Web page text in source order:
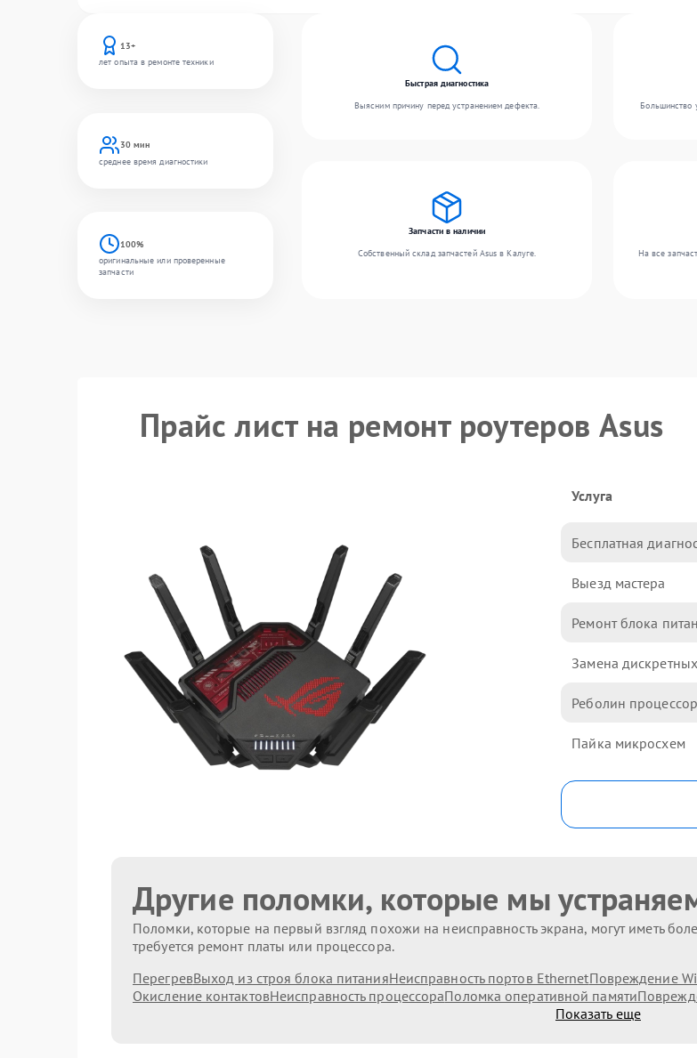
13+
лет опыта в ремонте техники
30 мин
среднее время диагностики
100%
оригинальные или проверенные
запчасти
Быстрая диагностика
Выясним причину перед устранением дефекта.
Большинство
Запчасти в наличии
Собственный склад запчастей Asus в Калуге.
На все
Прайс лист на ремонт роутеров Asus
Услуга
Бесплатная
Выезд мастера
Ремонт блока
Замена
Реболин
Пайка микросхем
Другие поломки, которые мы
Поломки, которые на первый взгляд похожи на неисправность экрана, могут иметь
требуется ремонт платы или процессора.
ПерегревВыход из строя блока питанияНеисправность портов EthernetПовреждение
Окисление контактовНеисправность процессораПоломка оперативной памяти
Показать еще